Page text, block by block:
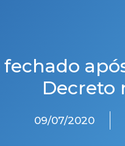
fechado
Decreto
09/07/2020